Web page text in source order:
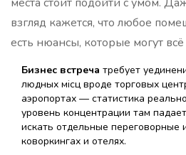
взгляд кажется, что любое
есть нюансы, которые могут всё
Бизнес встреча требует
людных місц вроде торговых
аэропортах — статистика
уровень концентрации там
искать отдельные переговорные
коворкингах и отелях.